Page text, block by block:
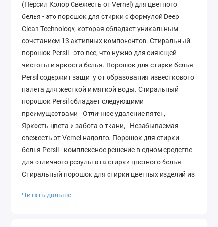
(Персил Колор Свежесть от Vernel) для цветного
белья - это порошок для стирки с формулой Deep
Clean Technology, которая обладает уникальным
сочетанием 13 активных компонентов. Стиральный
порошок Persil - это все, что нужно для сияющей
чистоты и яркости белья. Порошок для стирки белья
Persil содержит защиту от образования известкового
налета для жесткой и мягкой воды. Стиральный
порошок Persil обладает следующими
преимуществами - Отличное удаление пятен, -
Яркость цвета и забота о ткани, - Незабываемая
свежесть от Vernel надолго. Порошок для стирки
белья Persil - комплексное решение в одном средстве
для отличного результата стирки цветного белья.
Стиральный порошок для стирки цветных изделий из
тканей из смешанных волокон в стиральных
Читать дальше